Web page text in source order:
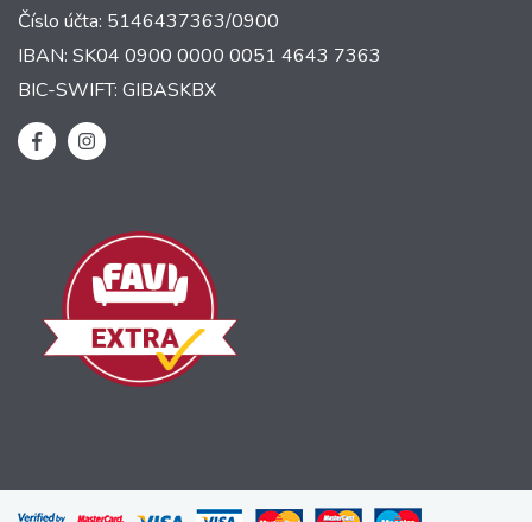
Číslo účta: 5146437363/0900
IBAN: SK04 0900 0000 0051 4643 7363
BIC-SWIFT: GIBASKBX